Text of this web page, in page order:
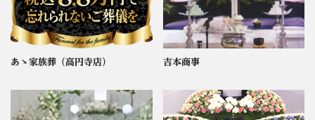
あゝ家族葬（高円寺店） 吉本商事